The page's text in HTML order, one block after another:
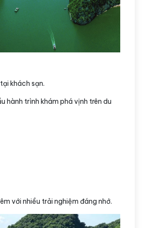
khách sạn.
hành trình khám phá vịnh trên du
với nhiều trải nghiệm đáng nhớ.